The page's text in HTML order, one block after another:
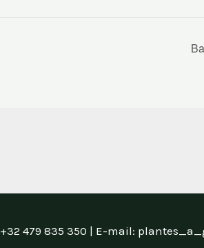
+32 479 835 350 | E-mail: